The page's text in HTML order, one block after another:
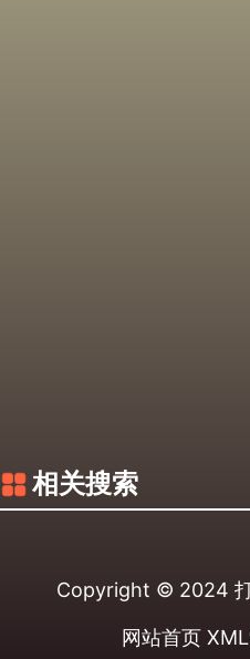
相关搜索
Copyright © 2024
网站首页 XML